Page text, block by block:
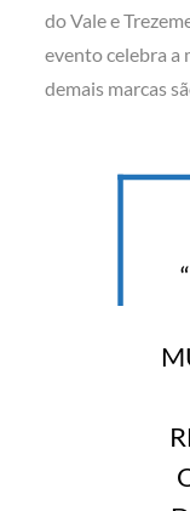
do Vale e
evento celebra a
demais marcas